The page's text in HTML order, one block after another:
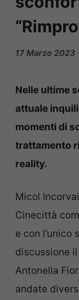
17 Marzo 2023
Nelle ultime
attuale
momenti di
trattamento
reality.
Micol
Cinecittà
e con l’unico
discussione
Antonella
andate